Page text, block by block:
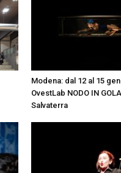
Modena: dal 12 al 15
OvestLab NODO IN
Salvaterra